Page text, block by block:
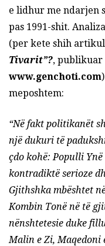
e lidhur me ndarjen
pas 1991-shit.
(per kete shih
Tivarit”?, publikuar
www.genchoti.com
meposhtem:
“Në fakt politikanët
një dukuri të
çdo kohë: Populli
kontradiktë serioze
Gjithshka mbështet
Kombin Tonë në të
nënshtetesie duke
Malin e Zi, Maqedoni